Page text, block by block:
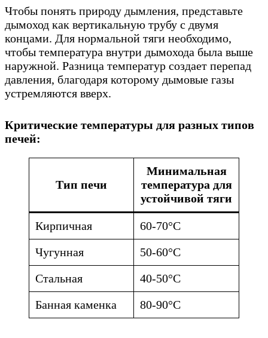
Чтобы понять природу дымления, представьте
дымоход как вертикальную трубу с двумя
концами. Для нормальной тяги необходимо,
чтобы температура внутри дымохода была выше
наружной. Разница температур создает перепад
давления, благодаря которому дымовые газы
устремляются вверх.
Критические температуры для разных типов
печей:
Тип печи
Минимальная
температура для
устойчивой тяги
Кирпичная
60-70°C
Чугунная
50-60°C
Стальная
40-50°C
Банная каменка
80-90°C